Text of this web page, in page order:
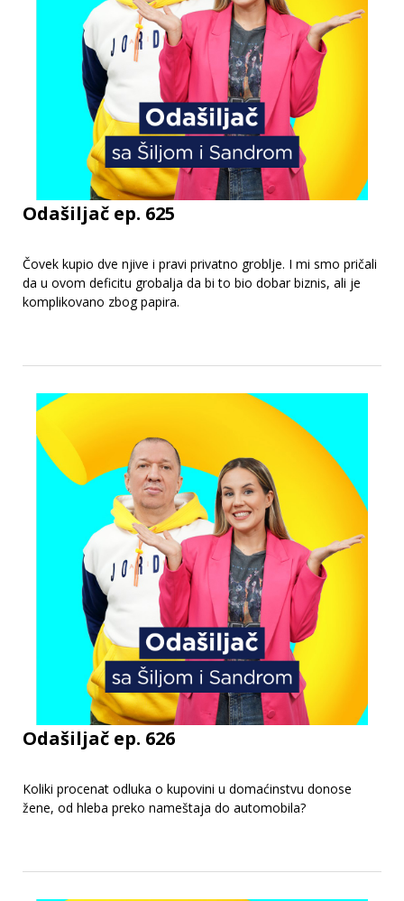
Odašiljač ep. 625
Čovek kupio dve njive i pravi privatno groblje. I mi smo pričali
da u ovom deficitu grobalja da bi to bio dobar biznis, ali je
komplikovano zbog papira.
Odašiljač ep. 626
Koliki procenat odluka o kupovini u domaćinstvu donose
žene, od hleba preko nameštaja do automobila?